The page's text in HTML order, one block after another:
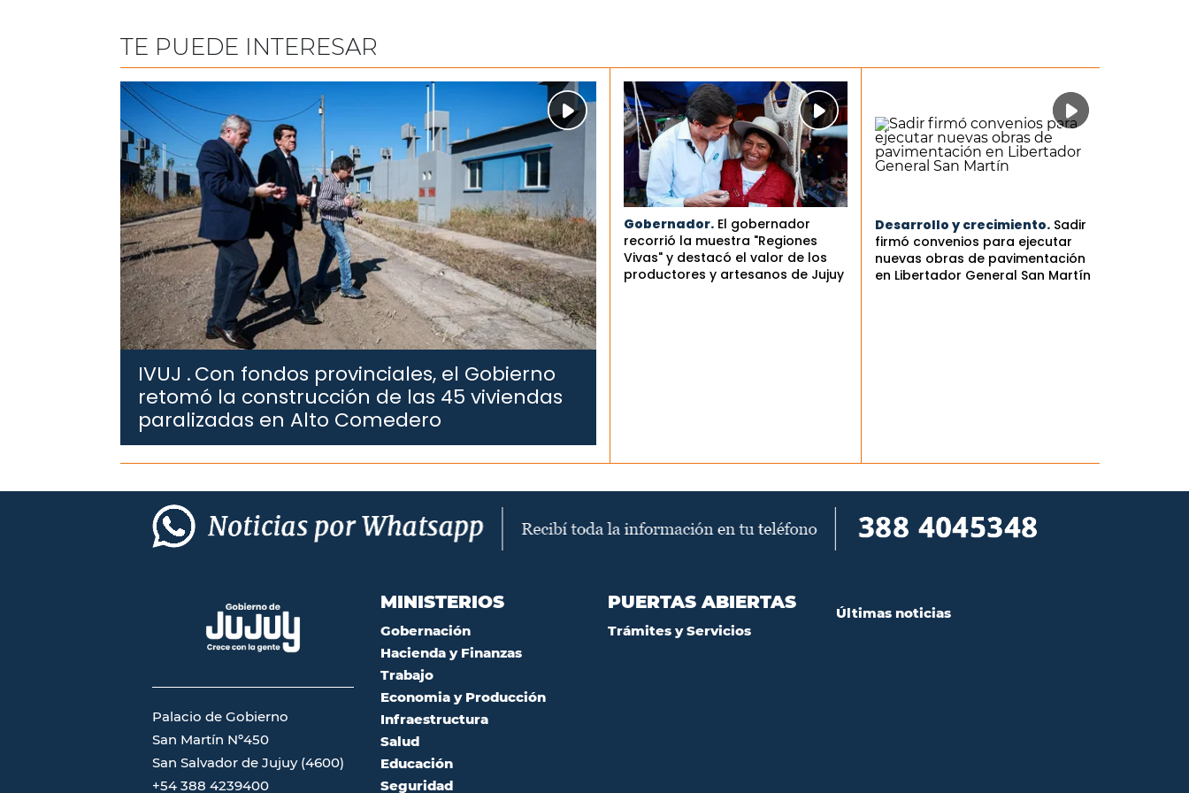
TE PUEDE INTERESAR
IVUJ .Con fondos provinciales, el Gobierno
retomó la construcción de las 45 viviendas
paralizadas en Alto Comedero
Gobernador. El gobernador
recorrió la muestra "Regiones
Vivas" y destacó el valor de los
productores y artesanos de Jujuy
Desarrollo y crecimiento. Sadir
firmó convenios para ejecutar
nuevas obras de pavimentación
en Libertador General San Martín
Palacio de Gobierno
San Martín Nº450
San Salvador de Jujuy (4600)
+54 388 4239400
MINISTERIOS
Gobernación
Hacienda y Finanzas
Trabajo
Economia y Producción
Infraestructura
Salud
Educación
Seguridad
PUERTAS ABIERTAS
Trámites y Servicios
Últimas noticias